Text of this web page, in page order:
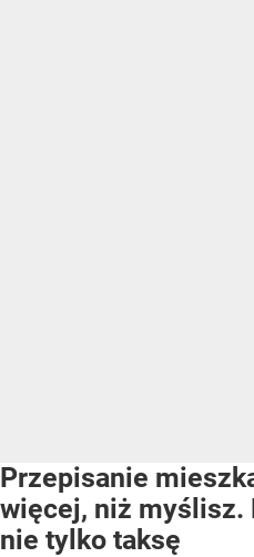
Przepisanie
więcej, niż myślisz.
nie tylko taksę